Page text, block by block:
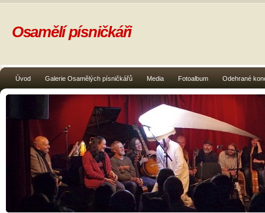
Úvod Galerie Osamělých písničkářů Media Fotoalbum Odehrané
Osamělí písničkáři